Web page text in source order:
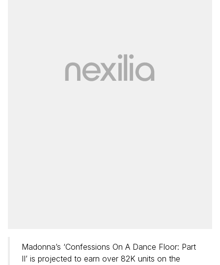
Madonna’s ‘Confessions On A Dance Floor: Part
II’ is projected to earn over 82K units on the